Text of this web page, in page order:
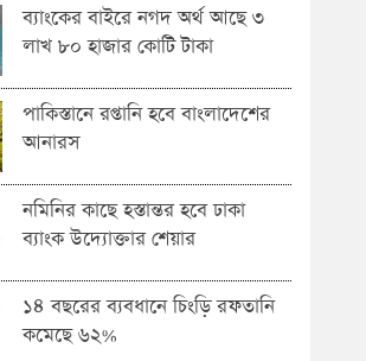
ব্যাংকের বাইরে নগদ অর্থ আছে ৩
লাখ ৮০ হাজার কোটি টাকা
পাকিস্তানে রপ্তানি হবে বাংলাদেশের
আনারস
নমিনির কাছে হস্তান্তর হবে ঢাকা
ব্যাংক উদ্যোক্তার শেয়ার
১৪ বছরের ব্যবধানে চিংড়ি রফতানি
কমেছে ৬২%